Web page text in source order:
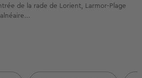
de la rade de Lorient, Larmor-Plage